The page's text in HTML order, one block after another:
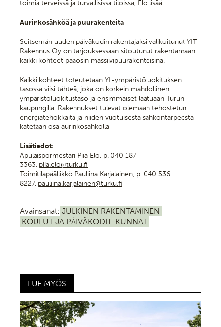
toimia terveissä ja turvallisissa tiloissa, Elo lisää.
Aurinkosähköä ja puurakenteita
Seitsemän uuden päiväkodin rakentajaksi valikoitunut YIT
Rakennus Oy on tarjouksessaan sitoutunut rakentamaan
kaikki kohteet pääosin massiivipuurakenteisina.
Kaikki kohteet toteutetaan YL-ympäristöluokituksen
tasossa viisi tähteä, joka on korkein mahdollinen
ympäristöluokitustaso ja ensimmäiset laatuaan Turun
kaupungilla. Rakennukset tulevat olemaan tehostetun
energiatehokkaita ja niiden vuotuisesta sähköntarpeesta
katetaan osa aurinkosähköllä.
Lisätiedot:
Apulaispormestari Piia Elo, p. 040 187
3363. piia.elo@turku.fi
Toimitilapäällikkö Pauliina Karjalainen, p. 040 536
8227, pauliina.karjalainen@turku.fi
Avainsanat: JULKINEN RAKENTAMINEN
KOULUT JA PÄIVÄKODIT KUNNAT
LUE MYÖS